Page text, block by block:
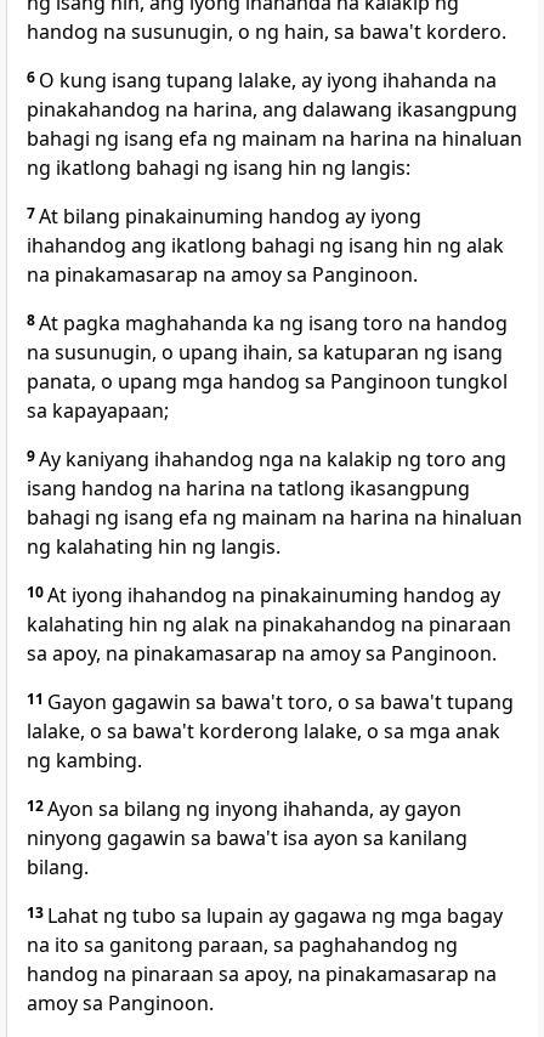
handog na susunugin, o ng hain, sa bawa't kordero.
6 O kung isang tupang lalake, ay iyong ihahanda na
pinakahandog na harina, ang dalawang ikasangpung
bahagi ng isang efa ng mainam na harina na hinaluan
ng ikatlong bahagi ng isang hin ng langis:
7At bilang pinakainuming handog ay iyong
ihahandog ang ikatlong bahagi ng isang hin ng alak
na pinakamasarap na amoy sa Panginoon.
8At pagka maghahanda ka ng isang toro na handog
na susunugin, o upang ihain, sa katuparan ng isang
panata, o upang mga handog sa Panginoon tungkol
sa kapayapaan;
9Ay kaniyang ihahandog nga na kalakip ng toro ang
isang handog na harina na tatlong ikasangpung
bahagi ng isang efa ng mainam na harina na hinaluan
ng kalahating hin ng langis.
10At iyong ihahandog na pinakainuming handog ay
kalahating hin ng alak na pinakahandog na pinaraan
sa apoy, na pinakamasarap na amoy sa Panginoon.
11 Gayon gagawin sa bawa't toro, o sa bawa't tupang
lalake, o sa bawa't korderong lalake, o sa mga anak
ng kambing.
12Ayon sa bilang ng inyong ihahanda, ay gayon
ninyong gagawin sa bawa't isa ayon sa kanilang
bilang.
13 Lahat ng tubo sa lupain ay gagawa ng mga bagay
na ito sa ganitong paraan, sa paghahandog ng
handog na pinaraan sa apoy, na pinakamasarap na
amoy sa Panginoon.